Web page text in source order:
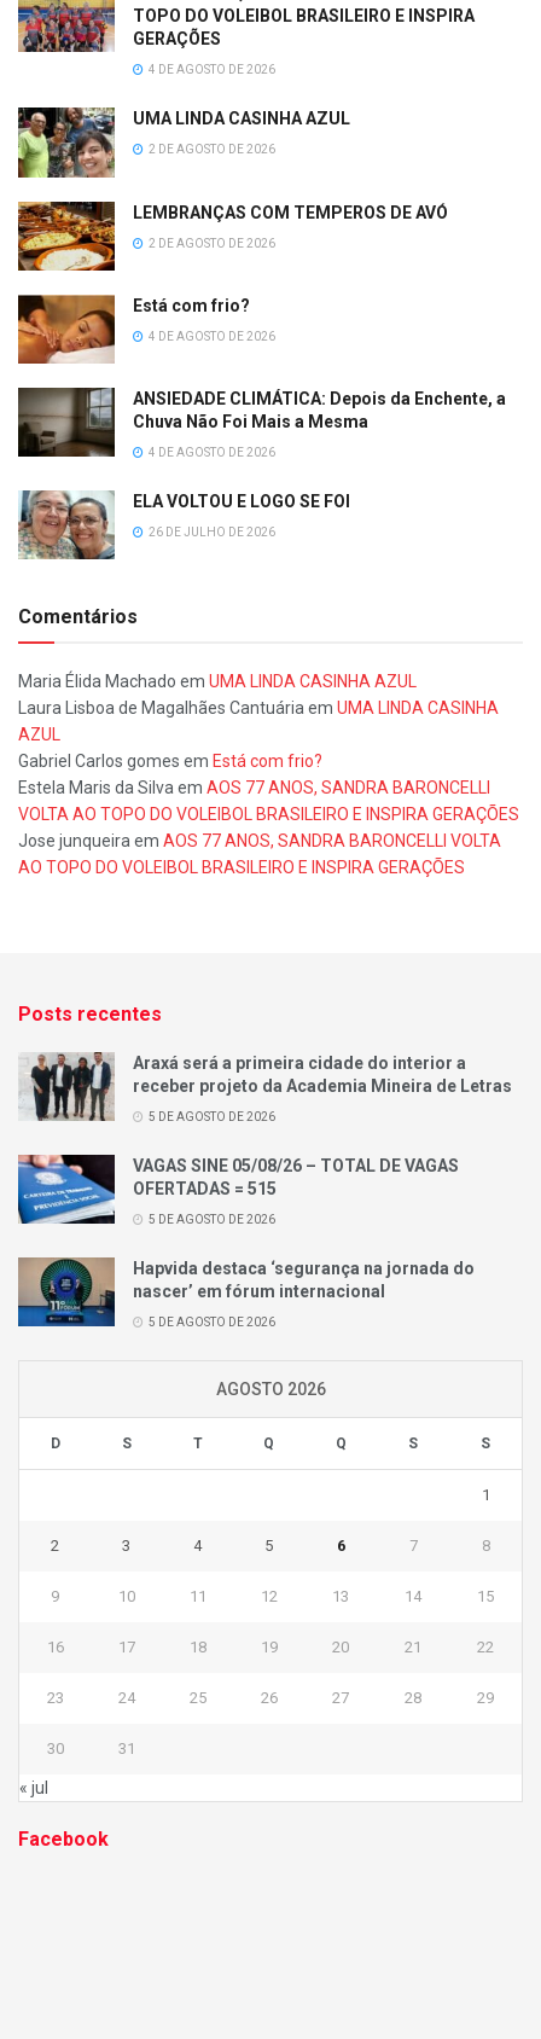
TOPO DO VOLEIBOL BRASILEIRO E INSPIRA
GERAÇÕES
4 DE AGOSTO DE 2026
UMA LINDA CASINHA AZUL
2 DE AGOSTO DE 2026
LEMBRANÇAS COM TEMPEROS DE AVÓ
2 DE AGOSTO DE 2026
Está com frio?
4 DE AGOSTO DE 2026
ANSIEDADE CLIMÁTICA: Depois da Enchente, a
Chuva Não Foi Mais a Mesma
4 DE AGOSTO DE 2026
ELA VOLTOU E LOGO SE FOI
26 DE JULHO DE 2026
Comentários
Maria Élida Machado em UMA LINDA CASINHA AZUL
Laura Lisboa de Magalhães Cantuária em UMA LINDA CASINHA
AZUL
Gabriel Carlos gomes em Está com frio?
Estela Maris da Silva em AOS 77 ANOS, SANDRA BARONCELLI
VOLTA AO TOPO DO VOLEIBOL BRASILEIRO E INSPIRA GERAÇÕES
Jose junqueira em AOS 77 ANOS, SANDRA BARONCELLI VOLTA
AO TOPO DO VOLEIBOL BRASILEIRO E INSPIRA GERAÇÕES
Posts recentes
Araxá será a primeira cidade do interior a
receber projeto da Academia Mineira de Letras
5 DE AGOSTO DE 2026
VAGAS SINE 05/08/26 – TOTAL DE VAGAS
OFERTADAS = 515
5 DE AGOSTO DE 2026
Hapvida destaca ‘segurança na jornada do
nascer’ em fórum internacional
5 DE AGOSTO DE 2026
AGOSTO 2026
D S T Q Q S S
1
2 3 4 5 6 7 8
9 10 11 12 13 14 15
16 17 18 19 20 21 22
23 24 25 26 27 28 29
30 31
« jul
Facebook